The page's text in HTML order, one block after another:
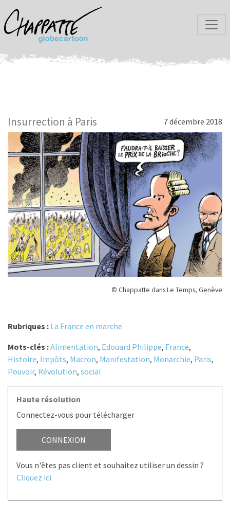
Insurrection à Paris 7 décembre 2018
© Chappatte dans Le Temps, Genève
Rubriques : La France en marche
Mots-clés :Alimentation, Edouard Philippe, France,
Histoire, Impôts, Macron, Manifestation, Monarchie, Paris,
Pouvoir, Révolution, social
Haute résolution
Connectez-vous pour télécharger
CONNEXION
Vous n'êtes pas client et souhaitez utiliser un dessin ?
Cliquez ici